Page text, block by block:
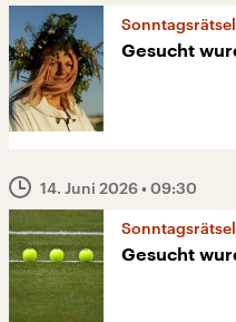
Gesucht
14. Juni 2026• 09:30
Gesucht